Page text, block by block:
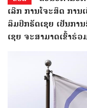
ເລີກ​ ການ​ໂຈະ​ສິດ ການ​
ລິມປິກ​ຣັດ​ເຊຍ ​ເປັນ​ກາ
ເຊຍ ​ຈະ​ສາ​ມາດ​ເຂົ້າ​ຮ່